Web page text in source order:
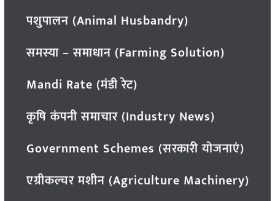
पशुपालन (Animal Husbandry)
समस्या – समाधान (Farming Solution)
Mandi Rate (मंडी रेट)
कृषि कंपनी समाचार (Industry News)
Government Schemes (सरकारी योजनाएं)
एग्रीकल्चर मशीन (Agriculture Machinery)